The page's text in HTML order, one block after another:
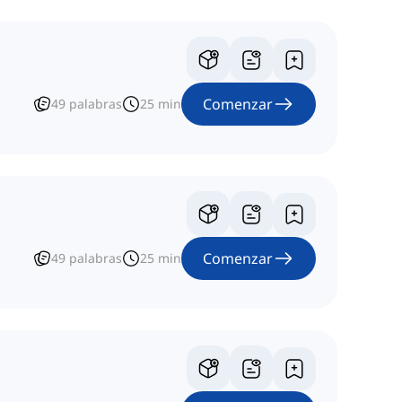
49 palabras 25 min Comenzar
49 palabras 25 min Comenzar